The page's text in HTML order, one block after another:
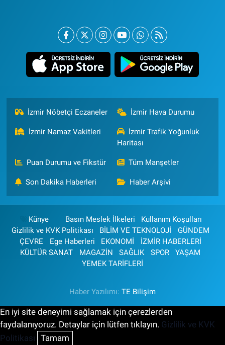
İzmir Nöbetçi Eczaneler İzmir Hava Durumu
İzmir Namaz Vakitleri
İzmir Trafik Yoğunluk
Haritası
Puan Durumu ve Fikstür Tüm Manşetler
Son Dakika Haberleri Haber Arşivi
Künye Basın Meslek İlkeleri
Kullanım Koşulları
Gizlilik ve KVK Politikası
BİLİM VE TEKNOLOJİ
GÜNDEM
ÇEVRE
Ege Haberleri EKONOMİ
İZMİR HABERLERİ
KÜLTÜR SANAT
MAGAZİN SAĞLIK SPOR
YAŞAM
YEMEK TARİFLERİ
Haber Yazılımı: TE Bilişim
En iyi site deneyimi sağlamak için çerezlerden
faydalanıyoruz. Detaylar için lütfen tıklayın. Gizlilik ve KVK
Politikası Tamam